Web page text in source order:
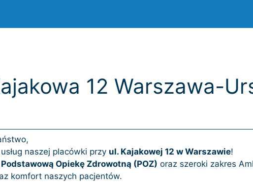
12 Warszawa-
naszej placówki przy ul. Kajakowej 12 w Warszawie!
Podstawową Opiekę Zdrowotną (POZ) oraz szeroki zakres
komfort naszych pacjentów.